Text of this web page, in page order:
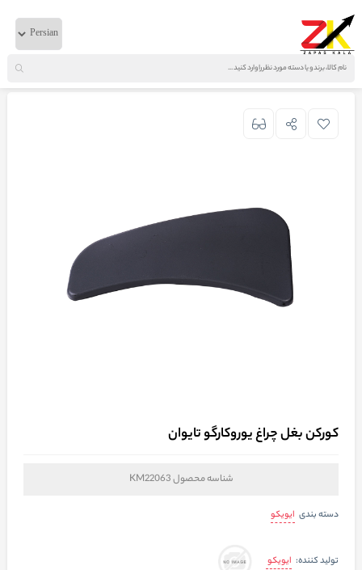
خانه لوازم بدنه ایویکو کورکن بغل چراغ یوروکارگو تایوان
کورکن بغل چراغ یوروکارگو تایوان
شناسه محصولKM22063
دسته بندی ایویکو
تولید کننده: ایویکو